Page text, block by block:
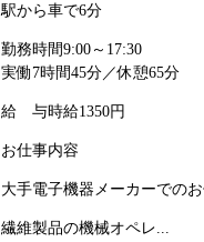
駅から車で6分
勤務時間9:00～17:30
実働7時間45分／休憩65分
給 与時給1350円
お仕事内容
大手電子機器メーカーでの
繊維製品の機械オペレ...